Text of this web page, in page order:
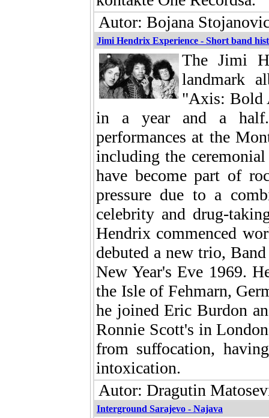
Autor: Bojana
Jimi Hendrix Experience - Short band
The Jimi
landmark
"Axis: Bold
in a year and a half.
performances at the
including the
have become part of
pressure due to a
celebrity and drug-
Hendrix commenced
debuted a new trio,
New Year's Eve 1969.
the Isle of Fehmarn,
he joined Eric Burdon
Ronnie Scott's in
from suffocation,
intoxication.
Autor: Dragutin
Interground Sarajevo - Najava